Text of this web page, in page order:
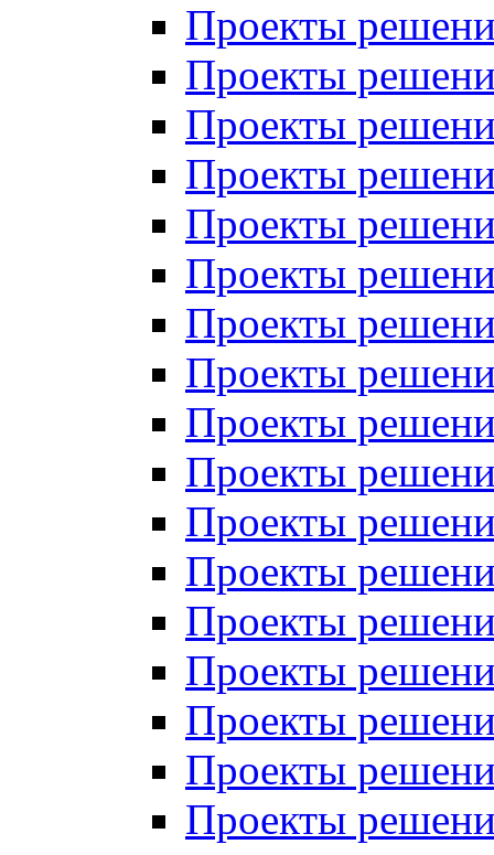
Проекты
Проекты
Проекты
Проекты
Проекты
Проекты
Проекты
Проекты
Проекты
Проекты
Проекты
Проекты
Проекты
Проекты
Проекты
Проекты
Проекты